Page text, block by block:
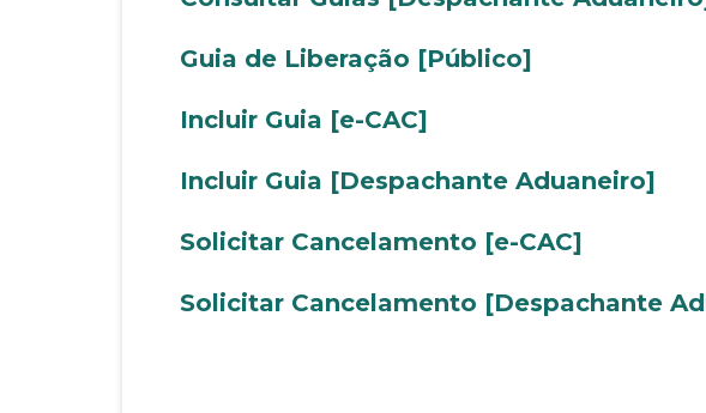
Guia de Liberação [Público]
Incluir Guia [e-CAC]
Incluir Guia [Despachante Aduaneiro]
Solicitar Cancelamento [e-CAC]
Solicitar Cancelamento [Despachante